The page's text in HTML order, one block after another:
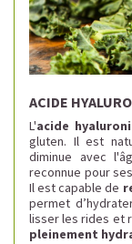
ACIDE
L'acide
gluten. Ilest
diminue avec
reconnue pour ses
Il estcapable de
permet
lisser les rides et
pleinement